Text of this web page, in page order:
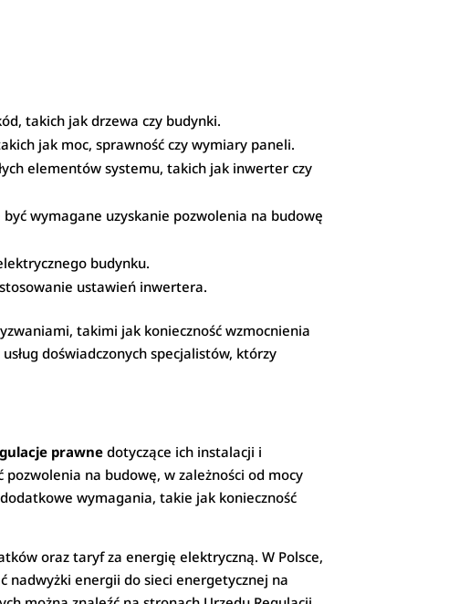
takich jak drzewa czy budynki.
jak moc, sprawność czy wymiary paneli.
elementów systemu, takich jak inwerter czy
wymagane uzyskanie pozwolenia na budowę
budynku.
ustawień inwertera.
takimi jak konieczność wzmocnienia
doświadczonych specjalistów, którzy
prawnedotyczące ich instalacji i
na budowę, w zależności od mocy
wymagania, takie jak konieczność
oraz taryf za energię elektryczną. W Polsce,
nadwyżki energii do sieci energetycznej na